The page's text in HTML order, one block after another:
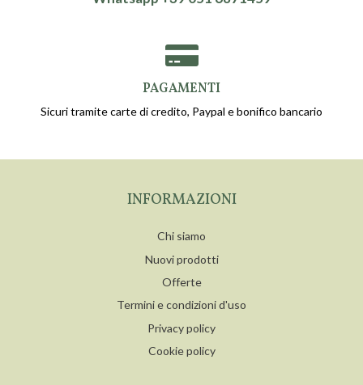
PAGAMENTI
Sicuri tramite carte di credito, Paypal e bonifico bancario
INFORMAZIONI
Chi siamo
Nuovi prodotti
Offerte
Termini e condizioni d'uso
Privacy policy
Cookie policy